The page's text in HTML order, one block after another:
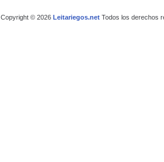
Copyright © 2026 Leitariegos.netTodos los derechos